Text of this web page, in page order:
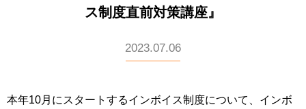
ス制度直前対策講座』
2023.07.06
本年10月にスタートするインボイス制度について、インボ